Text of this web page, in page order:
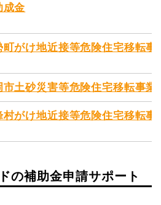
成金
町がけ地近接等危険住宅移転事
市土砂災害等危険住宅移転事業
村がけ地近接等危険住宅移転事
の補助金申請サポート